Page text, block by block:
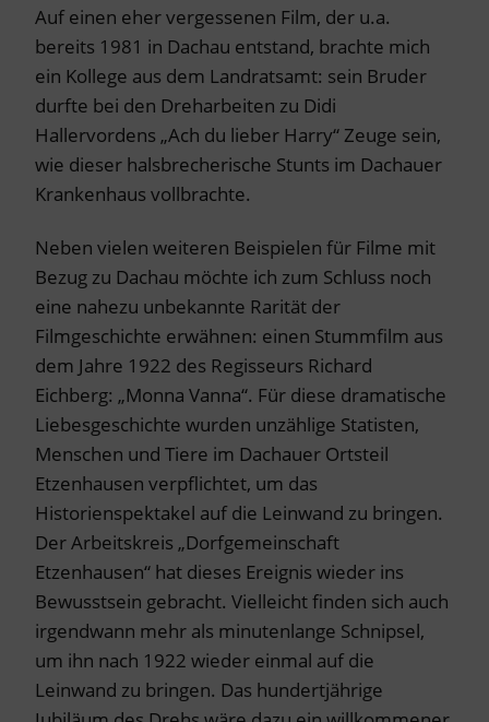
Auf einen eher vergessenen Film, der u.a.
bereits 1981 in Dachau entstand, brachte mich
ein Kollege aus dem Landratsamt: sein Bruder
durfte bei den Dreharbeiten zu Didi
Hallervordens „Ach du lieber Harry“ Zeuge sein,
wie dieser halsbrecherische Stunts im Dachauer
Krankenhaus vollbrachte.
Neben vielen weiteren Beispielen für Filme mit
Bezug zu Dachau möchte ich zum Schluss noch
eine nahezu unbekannte Rarität der
Filmgeschichte erwähnen: einen Stummfilm aus
dem Jahre 1922 des Regisseurs Richard
Eichberg: „Monna Vanna“. Für diese dramatische
Liebesgeschichte wurden unzählige Statisten,
Menschen und Tiere im Dachauer Ortsteil
Etzenhausen verpflichtet, um das
Historienspektakel auf die Leinwand zu bringen.
Der Arbeitskreis „Dorfgemeinschaft
Etzenhausen“ hat dieses Ereignis wieder ins
Bewusstsein gebracht. Vielleicht finden sich auch
irgendwann mehr als minutenlange Schnipsel,
um ihn nach 1922 wieder einmal auf die
Leinwand zu bringen. Das hundertjährige